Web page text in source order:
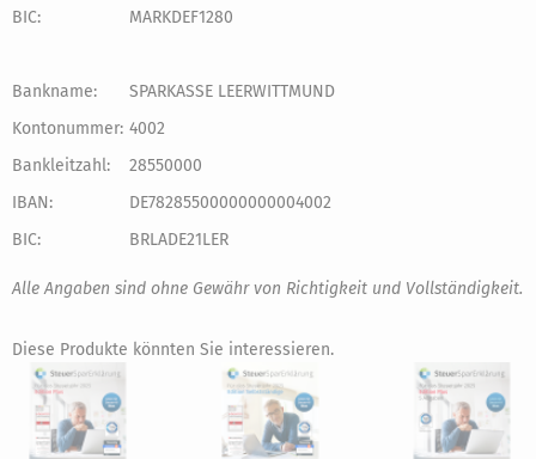
BIC:
MARKDEF1280
Bankname:
SPARKASSE LEERWITTMUND
Kontonummer: 4002
Bankleitzahl:
28550000
IBAN:
DE78285500000000004002
BIC:
BRLADE21LER
Alle Angaben sind ohne Gewähr von Richtigkeit und Vollständigkeit.
Diese Produkte könnten Sie interessieren.